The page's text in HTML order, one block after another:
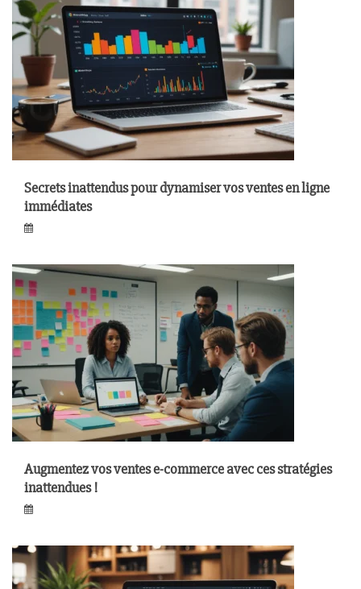
Secrets inattendus pour dynamiser vos ventes en ligne
immédiates
Augmentez vos ventes e-commerce avec ces stratégies
inattendues !